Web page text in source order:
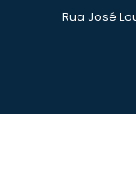
Rua José